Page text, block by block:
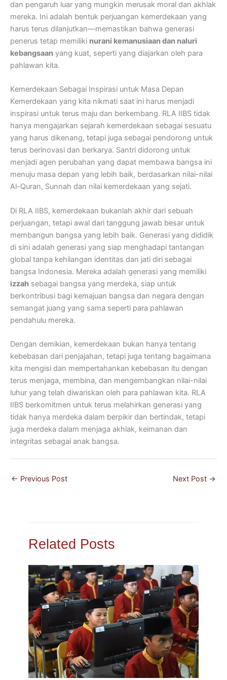
dan pengaruh luar yang mungkin merusak moral dan akhlak
mereka. Ini adalah bentuk perjuangan kemerdekaan yang
harus terus dilanjutkan—memastikan bahwa generasi
penerus tetap memiliki nurani kemanusiaan dan naluri
kebangsaan yang kuat, seperti yang diajarkan oleh para
pahlawan kita.
Kemerdekaan Sebagai Inspirasi untuk Masa Depan
Kemerdekaan yang kita nikmati saat ini harus menjadi
inspirasi untuk terus maju dan berkembang. RLA IIBS tidak
hanya mengajarkan sejarah kemerdekaan sebagai sesuatu
yang harus dikenang, tetapi juga sebagai pendorong untuk
terus berinovasi dan berkarya. Santri didorong untuk
menjadi agen perubahan yang dapat membawa bangsa ini
menuju masa depan yang lebih baik, berdasarkan nilai-nilai
Al-Quran, Sunnah dan nilai kemerdekaan yang sejati.
Di RLA IIBS, kemerdekaan bukanlah akhir dari sebuah
perjuangan, tetapi awal dari tanggung jawab besar untuk
membangun bangsa yang lebih baik. Generasi yang dididik
di sini adalah generasi yang siap menghadapi tantangan
global tanpa kehilangan identitas dan jati diri sebagai
bangsa Indonesia. Mereka adalah generasi yang memiliki
izzah sebagai bangsa yang merdeka, siap untuk
berkontribusi bagi kemajuan bangsa dan negara dengan
semangat juang yang sama seperti para pahlawan
pendahulu mereka.
Dengan demikian, kemerdekaan bukan hanya tentang
kebebasan dari penjajahan, tetapi juga tentang bagaimana
kita mengisi dan mempertahankan kebebasan itu dengan
terus menjaga, membina, dan mengembangkan nilai-nilai
luhur yang telah diwariskan oleh para pahlawan kita. RLA
IIBS berkomitmen untuk terus melahirkan generasi yang
tidak hanya merdeka dalam berpikir dan bertindak, tetapi
juga merdeka dalam menjaga akhlak, keimanan dan
integritas sebagai anak bangsa.
← Previous Post Next Post →
Related Posts